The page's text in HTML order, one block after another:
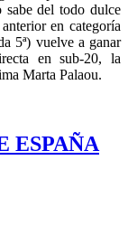
sabe del todo dulce
en categoría
5ª) vuelve a ganar
en sub-20, la
Marta Palaou.
ESPAÑA